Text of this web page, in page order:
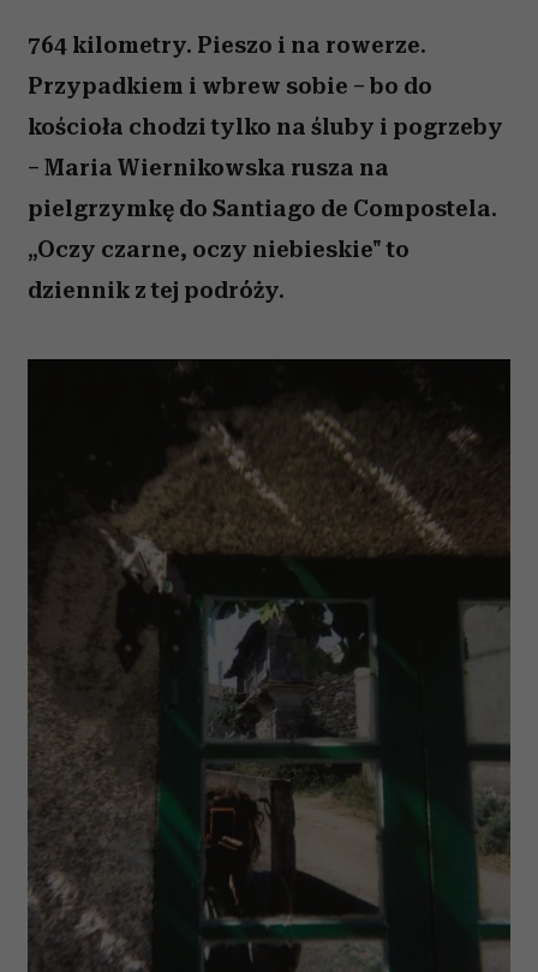
764 kilometry. Pieszo i na rowerze.
Przypadkiem i wbrew sobie – bo do
kościoła chodzi tylko na śluby i pogrzeby
– Maria Wiernikowska rusza na
pielgrzymkę do Santiago de Compostela.
„Oczy czarne, oczy niebieskie" to
dziennik z tej podróży.